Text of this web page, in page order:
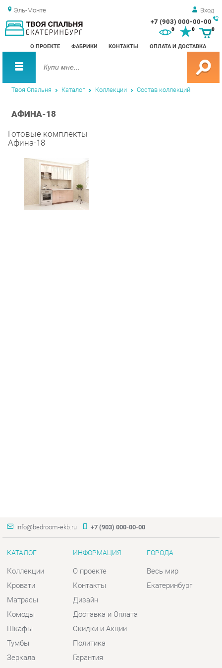
Эль-Монте Вход
+7 (903) 000-00-00
О ПРОЕКТЕ ФАБРИКИ КОНТАКТЫ ОПЛАТА И ДОСТАВКА
0 0
Твоя Спальня Каталог Коллекции Состав коллекций
АФИНА-18
Готовые комплекты
Афина-18
КАТАЛОГ
Матрасы
Комоды
Шкафы
Тумбы
Зеркала
Столы
Мягкая мебель
ИНФОРМАЦИЯ
Дизайн
Доставка и Оплата
Скидки и Акции
Политика
Гарантия
Помощь
ГОРОДА